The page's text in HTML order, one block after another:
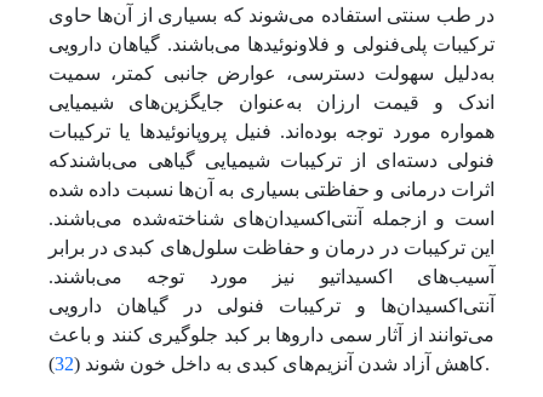
در طب سنتی استفاده‌ می‌شوند که بسیاری از آن‌ها حاوی
ترکیبات پلی‌فنولی و فلاونوئیدها‌ می‌باشند. گیاهان دارویی
به‌دلیل سهولت دسترسی، عوارض جانبی کمتر، سمیت
اندک و قیمت ارزان به‌عنوان جایگزین‌های شیمیایی
همواره مورد توجه بوده‌اند. فنیل پروپانوئیدها یا ترکیبات
فنولی دسته‌ای از ترکیبات شیمیایی گیاهی می‌باشندکه
اثرات درمانی و حفاظتی بسیاری به آن‌ها نسبت داده شده
است و از‌جمله آنتی‌اکسیدان‌های شناخته‌شده‌ می‌باشند.
این ترکیبات در درمان و حفاظت سلول‌های کبدی در برابر
آسیب‌های اکسیداتیو نیز مورد توجه‌ می‌باشند.
آنتی‌اکسیدان‌‌ها و ترکیبات فنولی در گیاهان دارویی‌
می‌توانند از آثار سمی داروها بر کبد جلوگیری کنند و باعث
کاهش آزاد شدن آنزیم‌های کبدی به داخل خون شوند (32 ).